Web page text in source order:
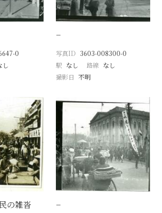
0
し
−
写真ID 3603-008300-0
駅 なし 路線 なし
撮影日 不明
の雑沓 −